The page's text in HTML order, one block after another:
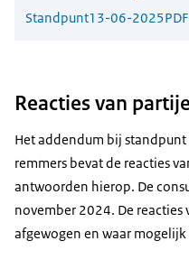
Standpunt13-06-2025
Reacties van
Het addendum bij
remmers bevat de reacties
antwoorden hierop. De
november 2024. De
afgewogen en waar